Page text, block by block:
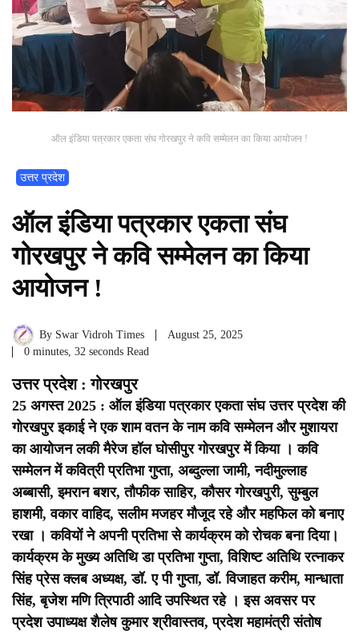
ऑल इंडिया पत्रकार एकता संघ गोरखपुर ने कवि सम्मेलन का किया आयोजन !
उत्तर प्रदेश
ऑल इंडिया पत्रकार एकता संघ
गोरखपुर ने कवि सम्मेलन का किया
आयोजन !
By Swar Vidroh Times
August 25, 2025
0 minutes, 32 seconds Read
उत्तर प्रदेश : गोरखपुर
25 अगस्त 2025 : ऑल इंडिया पत्रकार एकता संघ उत्तर प्रदेश की
गोरखपुर इकाई ने एक शाम वतन के नाम कवि सम्मेलन और मुशायरा
का आयोजन लकी मैरेज हॉल घोसीपुर गोरखपुर में किया । कवि
सम्मेलन में कवित्री प्रतिभा गुप्ता, अब्दुल्ला जामी, नदीमुल्लाह
अब्बासी, इमरान बशर, तौफीक साहिर, कौसर गोरखपुरी, सुम्बुल
हाशमी, वकार वाहिद, सलीम मजहर मौजूद रहे और महफिल को बनाए
रखा । कवियों ने अपनी प्रतिभा से कार्यक्रम को रोचक बना दिया।
कार्यक्रम के मुख्य अतिथि डा प्रतिभा गुप्ता, विशिष्ट अतिथि रत्नाकर
सिंह प्रेस क्लब अध्यक्ष, डॉ. ए पी गुप्ता, डॉ. विजाहत करीम, मान्धाता
सिंह, बृजेश मणि त्रिपाठी आदि उपस्थित रहे । इस अवसर पर
प्रदेश उपाध्यक्ष शैलेष कुमार श्रीवास्तव, प्रदेश महामंत्री संतोष